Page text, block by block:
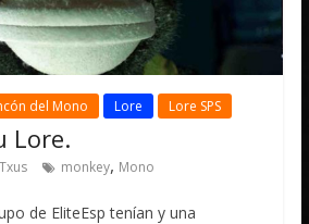
del Mono Lore Lore SPS
Lore.
Txus monkey, Mono
de EliteEsp tenían y una